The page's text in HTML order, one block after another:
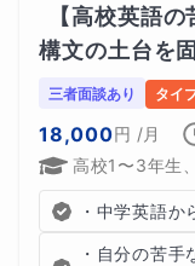
【高校英語
構文の土台を
三者面談あり タイ
18,000円 /月
高校1〜3年生
・中学英語
・自分の苦